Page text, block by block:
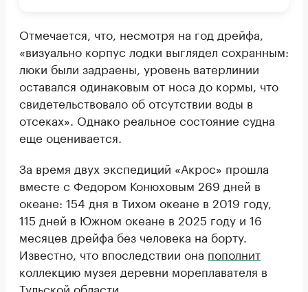
Отмечается, что, несмотря на год дрейфа,
«визуально корпус лодки выглядел сохранным:
люки были задраены, уровень ватерлинии
оставался одинаковым от носа до кормы, что
свидетельствовало об отсутствии воды в
отсеках». Однако реальное состояние судна
еще оценивается.
За время двух экспедиций «Акрос» прошла
вместе с Федором Конюховым 269 дней в
океане: 154 дня в Тихом океане в 2019 году,
115 дней в Южном океане в 2025 году и 16
месяцев дрейфа без человека на борту.
Известно, что впоследствии она пополнит
коллекцию музея деревни мореплавателя в
Тульской области.